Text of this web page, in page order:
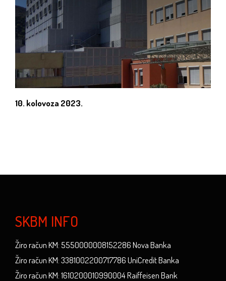
10. kolovoza 2023.
SKBM INFO
Žiro račun KM: 5550000008152286 Nova Banka
Žiro račun KM: 3381002200717786 UniCredit Banka
Žiro račun KM: 1610200010990004 Raiffeisen Bank